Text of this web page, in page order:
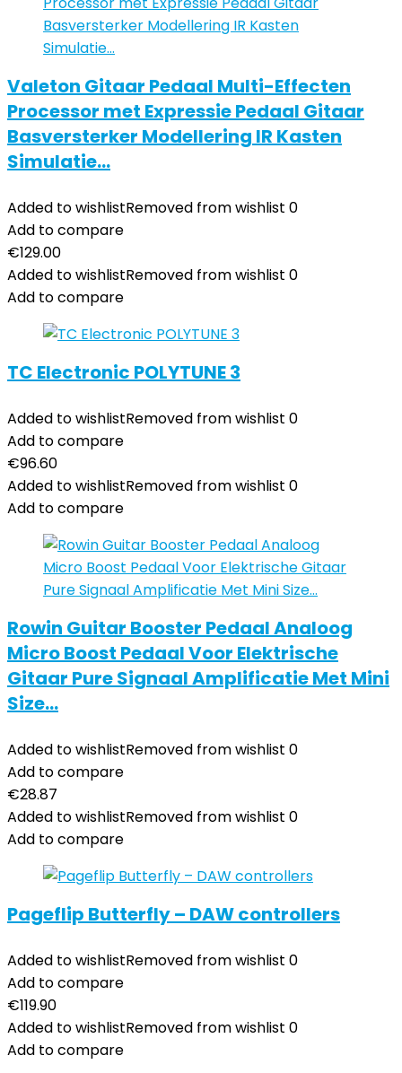
Valeton Gitaar Pedaal Multi-Effecten
Processor met Expressie Pedaal Gitaar
Basversterker Modellering IR Kasten
Simulatie…
Added to wishlistRemoved from wishlist 0
Add to compare
€129.00
Added to wishlistRemoved from wishlist 0
Add to compare
TC Electronic POLYTUNE 3
Added to wishlistRemoved from wishlist 0
Add to compare
€96.60
Added to wishlistRemoved from wishlist 0
Add to compare
Rowin Guitar Booster Pedaal Analoog
Micro Boost Pedaal Voor Elektrische
Gitaar Pure Signaal Amplificatie Met Mini
Size…
Added to wishlistRemoved from wishlist 0
Add to compare
€28.87
Added to wishlistRemoved from wishlist 0
Add to compare
Pageflip Butterfly – DAW controllers
Added to wishlistRemoved from wishlist 0
Add to compare
€119.90
Added to wishlistRemoved from wishlist 0
Add to compare